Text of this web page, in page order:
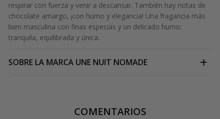
respirar con fuerza y venir a descansar. También hay notas de
chocolate amargo, ¡con humo y elegancia! Una fragancia más
bien masculina con finas especias y un delicado humo:
tranquila, equilibrada y única.
SOBRE LA MARCA UNE NUIT NOMADE
COMENTARIOS